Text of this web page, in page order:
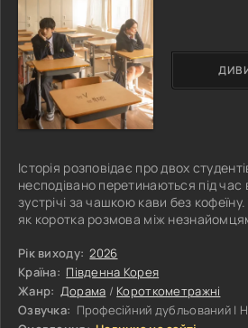
Історія розповідає про двох
несподівано перетинаються під час
зустрічі за чашкою кави без
як коротка розмова між
змінює їхнє життя та змушує по-
себе й оточення. З кожною новою
зростає взаємне тяжіння, однак
виходять приховані таємниці,
невисловлені почуття.
Рік виходу: 2026
Країна: Південна Корея
Жанр: Дорама / Короткометражні
Озвучка: Професійний дубльований |